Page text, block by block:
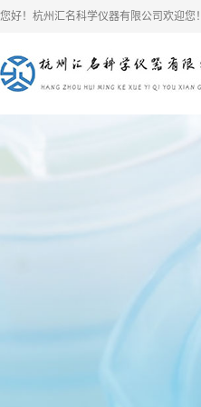
您好！杭州汇名科学仪器有限公司欢迎您！